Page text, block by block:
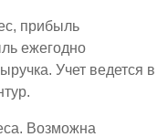
прибыль
ежегодно
Учет ведется в
Возможна